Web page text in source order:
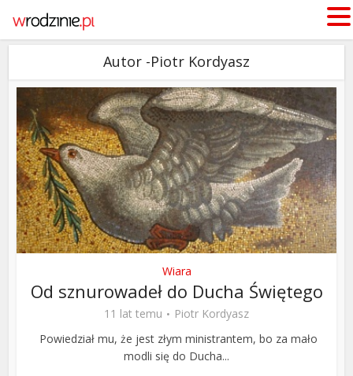
Autor -Piotr Kordyasz
Wiara
Od sznurowadeł do Ducha Świętego
11 lat temu
Piotr Kordyasz
Powiedział mu, że jest złym ministrantem, bo za mało
modli się do Ducha...